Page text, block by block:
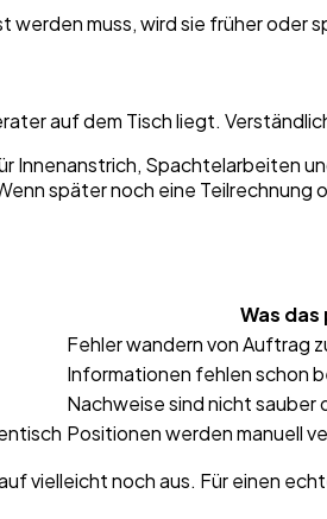
werden muss, wird sie früher
auf dem Tisch liegt.
Innenanstrich, Spachtelarbeiten
später noch eine
Was
Fehler wandern von Auftrag
Informationen fehlen schon
Nachweise sind nicht
Positionen werden manuell
vielleicht noch aus. Für einen